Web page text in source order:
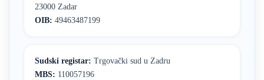
23000 Zadar
OIB: 49463487199
Sudski registar: Trgovački sud u Zadru
MBS: 110057196